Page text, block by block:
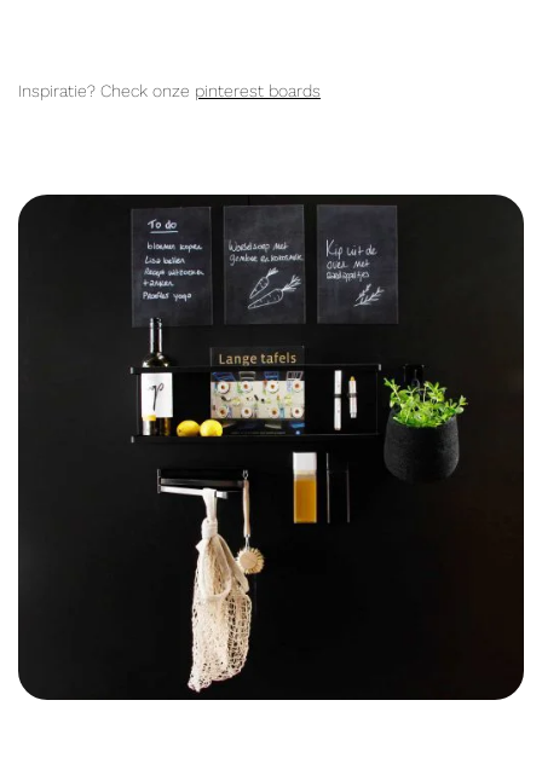
Inspiratie? Check onze pinterest boards